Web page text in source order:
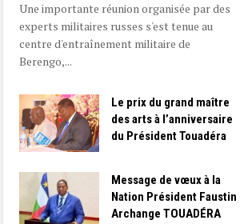
Une importante réunion organisée par des
experts militaires russes s'est tenue au
centre d'entraînement militaire de
Berengo,...
Le prix du grand maître
des arts à l’anniversaire
du Président Touadéra
Message de vœux à la
Nation Président Faustin
Archange TOUADÉRA